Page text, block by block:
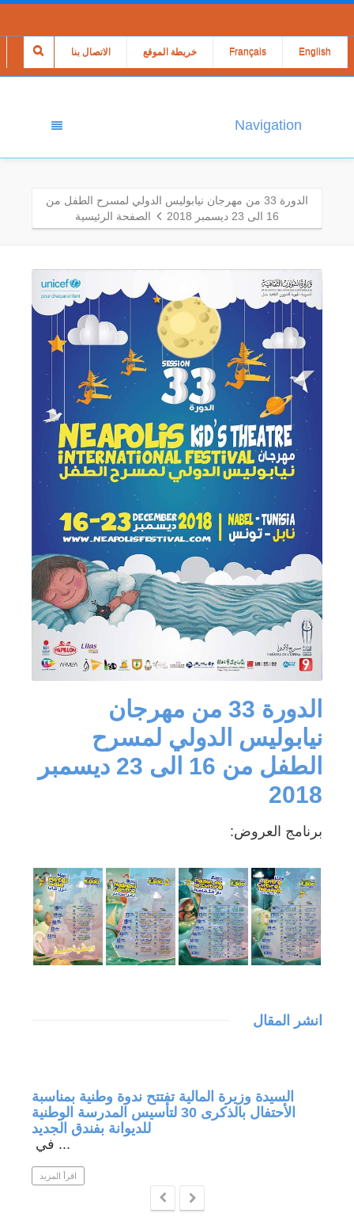
الاتصال بنا خريطة الموقع Français English
Navigation
الدورة 33 من مهرجان نيابوليس الدولي لمسرح الطفل من
16 الى 23 ديسمبر 2018
الصفحة الرئيسية
الدورة 33 من مهرجان
نيابوليس الدولي لمسرح
الطفل من 16 الى 23 ديسمبر
2018
برنامج العروض:
انشر المقال
السيدة وزيرة المالية تفتتح ندوة وطنية بمناسبة
الأحتفال بالذكرى 30 لتأسيس المدرسة الوطنية
للديوانة بفندق الجديد
في ...
اقرأ المزيد